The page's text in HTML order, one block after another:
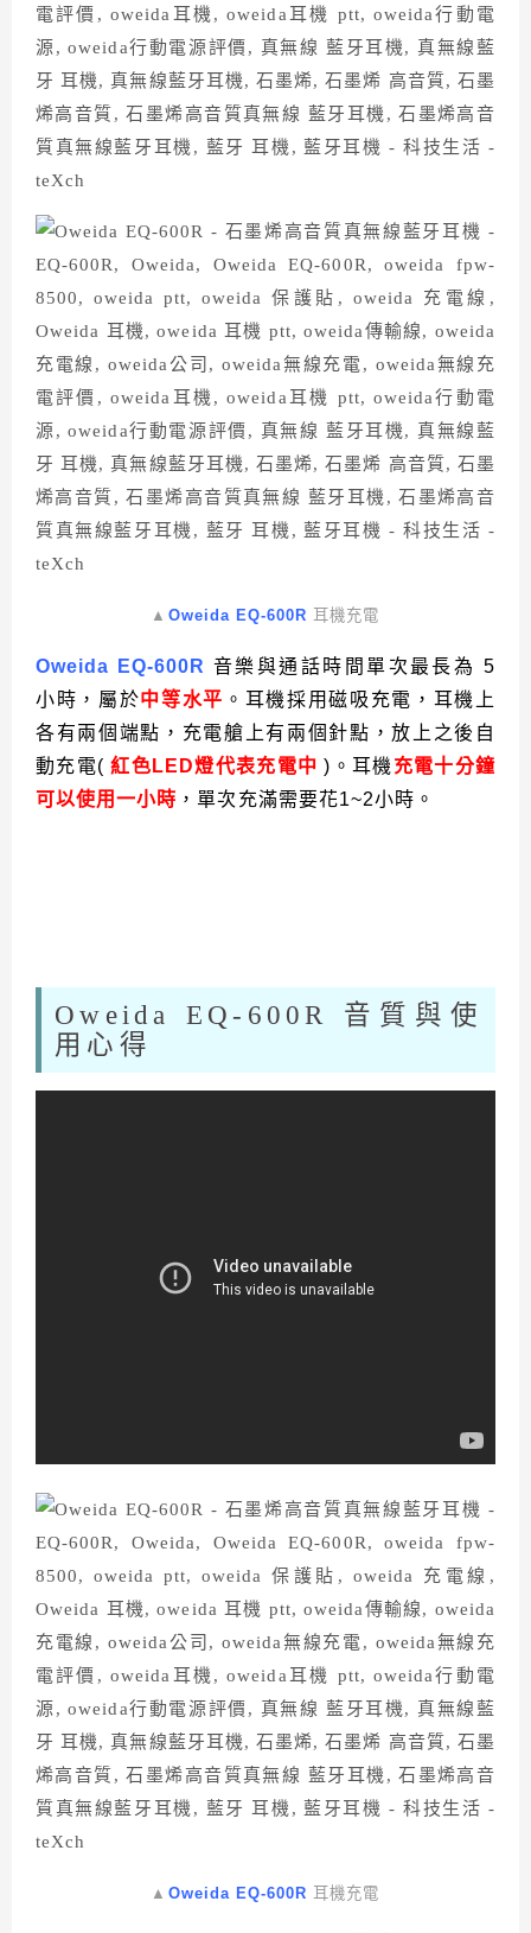
▲ Oweida EQ-600R 耳機充電
Oweida EQ-600R 音樂與通話時間單次最長為 5
小時，屬於中等水平 。耳機採用磁吸充電，耳機上
各有兩個端點，充電艙上有兩個針點，放上之後自
動充電(紅色LED燈代表充電中 )。耳機 充電十分鐘
可以使用一小時 ，單次充滿需要花1~2小時。
Oweida EQ-600R 音質與使
用心得
▲ Oweida EQ-600R 耳機充電